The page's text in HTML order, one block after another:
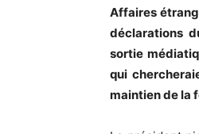
Affaires
déclarations
sortie
qui
maintien de la